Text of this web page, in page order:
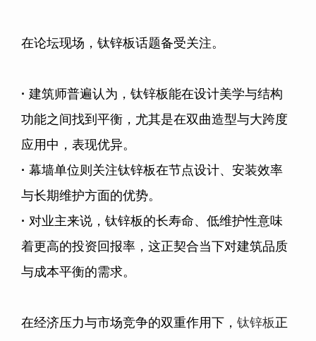
在论坛现场，钛锌板话题备受关注。
· 建筑师普遍认为，钛锌板能在设计美学与结构
功能之间找到平衡，尤其是在双曲造型与大跨度
应用中，表现优异。
· 幕墙单位则关注钛锌板在节点设计、安装效率
与长期维护方面的优势。
· 对业主来说，钛锌板的长寿命、低维护性意味
着更高的投资回报率，这正契合当下对建筑品质
与成本平衡的需求。
在经济压力与市场竞争的双重作用下， 钛锌板正